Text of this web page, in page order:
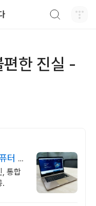
한 진실 -
터 공
, 통합
.